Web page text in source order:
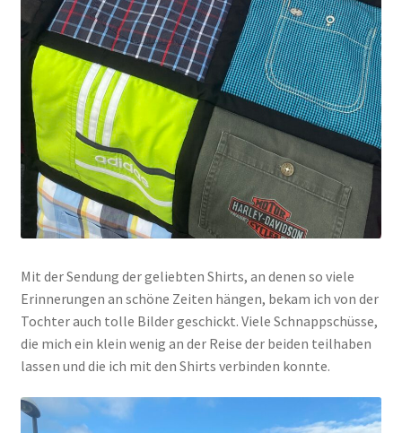
Mit der Sendung der geliebten Shirts, an denen so viele
Erinnerungen an schöne Zeiten hängen, bekam ich von der
Tochter auch tolle Bilder geschickt. Viele Schnappschüsse,
die mich ein klein wenig an der Reise der beiden teilhaben
lassen und die ich mit den Shirts verbinden konnte.